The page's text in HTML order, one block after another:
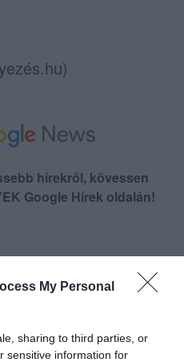
My Personal
sharing to third parties, or
sensitive information for
hírekről, kövessen
Google Hírek oldalán!